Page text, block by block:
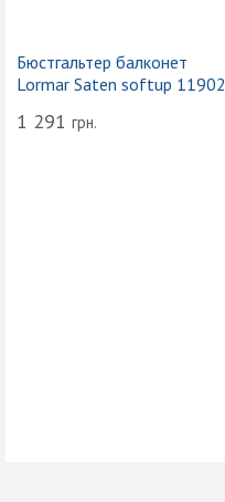
Бюстгальтер балконет
Lormar Saten softup 11902
1 291 грн.